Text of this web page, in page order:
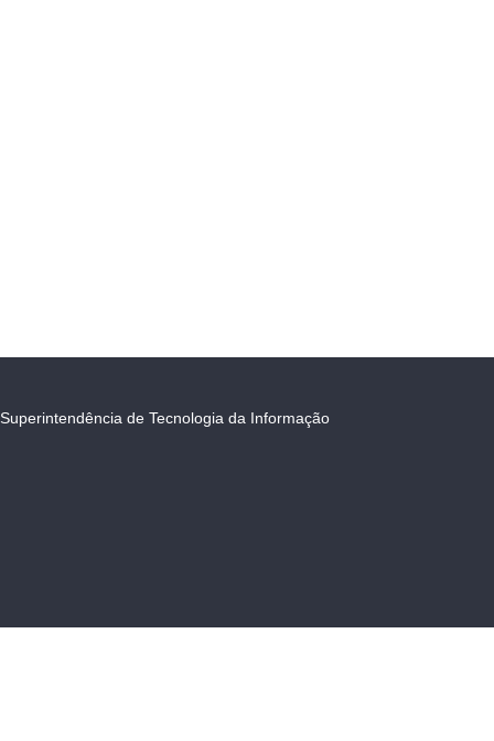
Superintendência de Tecnologia da Informação